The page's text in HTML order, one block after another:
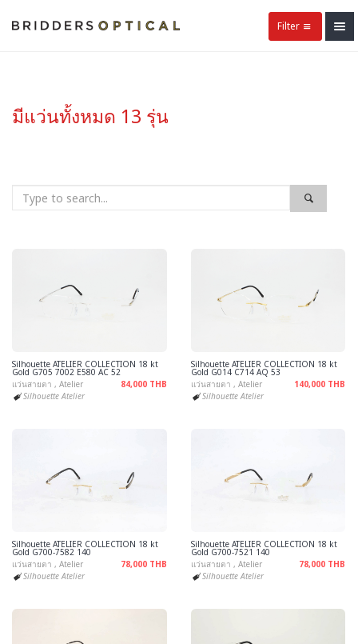
Filter
มีแว่นทั้งหมด 13 รุ่น
Silhouette ATELIER COLLECTION 18 kt
Gold G705 7002 E580 AC 52
แว่นสายตา , Atelier
84,000 THB
Silhouette Atelier
Silhouette ATELIER COLLECTION 18 kt
Gold G014 C714 AQ 53
แว่นสายตา , Atelier
140,000 THB
Silhouette Atelier
Silhouette ATELIER COLLECTION 18 kt
Gold G700-7582 140
แว่นสายตา , Atelier
78,000 THB
Silhouette Atelier
Silhouette ATELIER COLLECTION 18 kt
Gold G700-7521 140
แว่นสายตา , Atelier
78,000 THB
Silhouette Atelier